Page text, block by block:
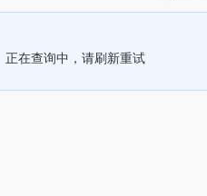
正在查询中，请刷新重试